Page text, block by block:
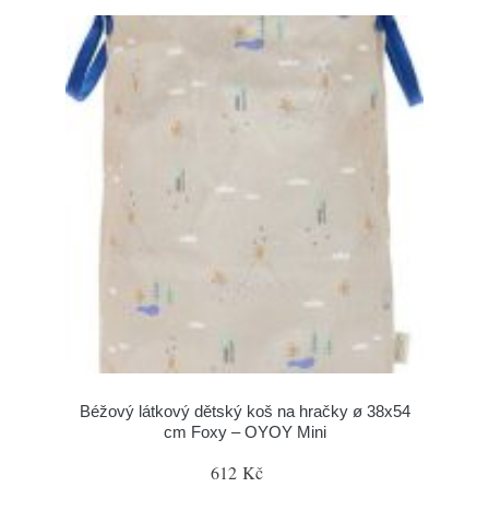
Béžový látkový dětský koš na hračky ø 38x54
cm Foxy – OYOY Mini
612 Kč